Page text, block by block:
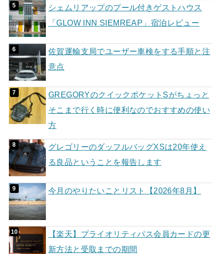
シェムリアップのプール付きゲストハウス
「GLOW INN SIEMREAP」宿泊レビュー
佐賀運輸支局でユーザー車検をする手順と注
意点
GREGORYのクイックポケットSがちょっと
そこまで行く時に便利なのでおすすめの使い
方
グレゴリーのダッフルバッグXSは20年使え
る良品ということを報告します
今月のやりたいことリスト【2026年8月】
【楽天】プライオリティパス会員カードの更
新方法と受取までの期間